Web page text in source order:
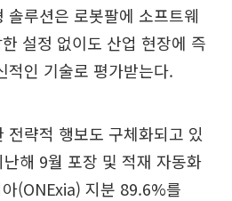
솔루션은 로봇팔에 소프트웨
설정 없이도 산업 현장에 즉
적인 기술로 평가받는다.
전략적 행보도 구체화되고 있
해 9월 포장 및 적재 자동화
(ONExia) 지분 89.6%를